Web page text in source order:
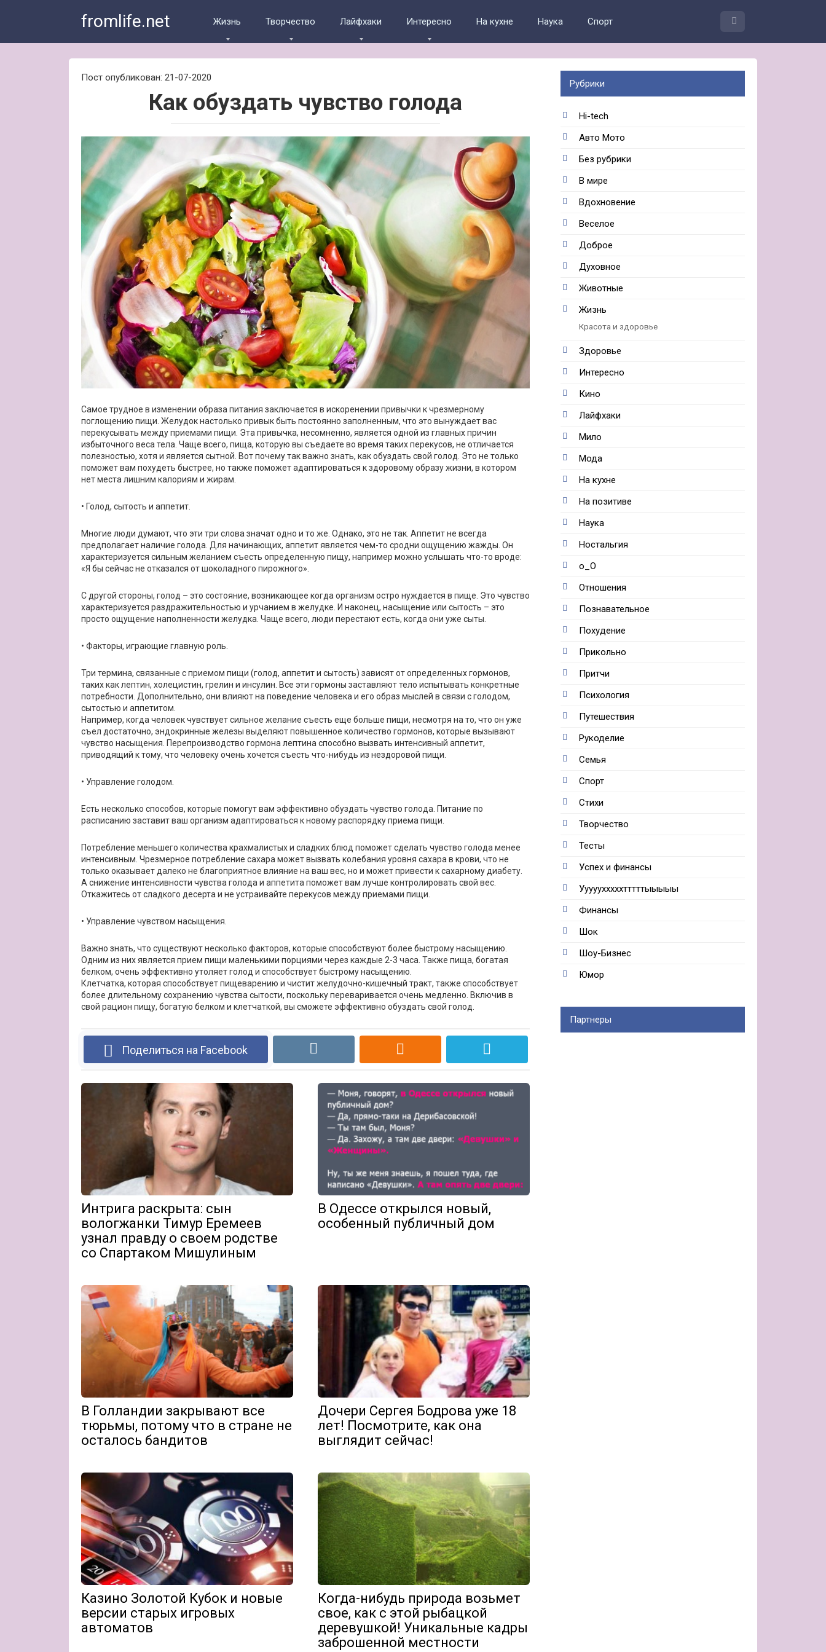
fromlife.net Жизнь Творчество Лайфхаки Интересно На кухне Наука Спорт
Пост опубликован: 21-07-2020
Как обуздать чувство голода
Самое трудное в изменении образа питания заключается в искоренении привычки к чрезмерному
поглощению пищи. Желудок настолько привык быть постоянно заполненным, что это вынуждает вас
перекусывать между приемами пищи. Эта привычка, несомненно, является одной из главных причин
избыточного веса тела. Чаще всего, пища, которую вы съедаете во время таких перекусов, не отличается
полезностью, хотя и является сытной. Вот почему так важно знать, как обуздать свой голод. Это не только
поможет вам похудеть быстрее, но также поможет адаптироваться к здоровому образу жизни, в котором
нет места лишним калориям и жирам.
• Голод, сытость и аппетит.
Многие люди думают, что эти три слова значат одно и то же. Однако, это не так. Аппетит не всегда
предполагает наличие голода. Для начинающих, аппетит является чем-то сродни ощущению жажды. Он
характеризуется сильным желанием съесть определенную пищу, например можно услышать что-то вроде:
«Я бы сейчас не отказался от шоколадного пирожного».
С другой стороны, голод – это состояние, возникающее когда организм остро нуждается в пище. Это чувство
характеризуется раздражительностью и урчанием в желудке. И наконец, насыщение или сытость – это
просто ощущение наполненности желудка. Чаще всего, люди перестают есть, когда они уже сыты.
• Факторы, играющие главную роль.
Три термина, связанные с приемом пищи (голод, аппетит и сытость) зависят от определенных гормонов,
таких как лептин, холецистин, грелин и инсулин. Все эти гормоны заставляют тело испытывать конкретные
потребности. Дополнительно, они влияют на поведение человека и его образ мыслей в связи с голодом,
сытостью и аппетитом.
Например, когда человек чувствует сильное желание съесть еще больше пищи, несмотря на то, что он уже
съел достаточно, эндокринные железы выделяют повышенное количество гормонов, которые вызывают
чувство насыщения. Перепроизводство гормона лептина способно вызвать интенсивный аппетит,
приводящий к тому, что человеку очень хочется съесть что-нибудь из нездоровой пищи.
• Управление голодом.
Есть несколько способов, которые помогут вам эффективно обуздать чувство голода. Питание по
расписанию заставит ваш организм адаптироваться к новому распорядку приема пищи.
Потребление меньшего количества крахмалистых и сладких блюд поможет сделать чувство голода менее
интенсивным. Чрезмерное потребление сахара может вызвать колебания уровня сахара в крови, что не
только оказывает далеко не благоприятное влияние на ваш вес, но и может привести к сахарному диабету.
А снижение интенсивности чувства голода и аппетита поможет вам лучше контролировать свой вес.
Откажитесь от сладкого десерта и не устраивайте перекусов между приемами пищи.
• Управление чувством насыщения.
Важно знать, что существуют несколько факторов, которые способствуют более быстрому насыщению.
Одним из них является прием пищи маленькими порциями через каждые 2-3 часа. Также пища, богатая
белком, очень эффективно утоляет голод и способствует быстрому насыщению.
Клетчатка, которая способствует пищеварению и чистит желудочно-кишечный тракт, также способствует
более длительному сохранению чувства сытости, поскольку переваривается очень медленно. Включив в
свой рацион пищу, богатую белком и клетчаткой, вы сможете эффективно обуздать свой голод.
Поделиться на Facebook
Интрига раскрыта: сын
вологжанки Тимур Еремеев
узнал правду о своем родстве
со Спартаком Мишулиным
В Одессе открылся новый,
особенный публичный дом
В Голландии закрывают все
тюрьмы, потому что в стране не
осталось бандитов
Дочери Сергея Бодрова уже 18
лет! Посмотрите, как она
выглядит сейчас!
Казино Золотой Кубок и новые
версии старых игровых
автоматов
Когда-нибудь природа возьмет
свое, как с этой рыбацкой
деревушкой! Уникальные кадры
заброшенной местности
Рубрики
Hi-tech
Авто Мото
Без рубрики
В мире
Вдохновение
Веселое
Доброе
Духовное
Животные
Жизнь
Красота и здоровье
Здоровье
Интересно
Кино
Лайфхаки
Мило
Мода
На кухне
На позитиве
Наука
Ностальгия
о_О
Отношения
Познавательное
Похудение
Прикольно
Притчи
Психология
Путешествия
Рукоделие
Семья
Спорт
Стихи
Творчество
Тесты
Успех и финансы
Ууууухххххтттттыыыыы
Финансы
Шок
Шоу-Бизнес
Юмор
Партнеры